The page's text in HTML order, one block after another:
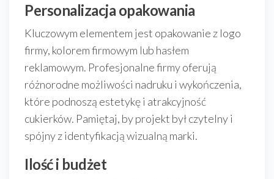
Personalizacja opakowania
Kluczowym elementem jest opakowanie z logo
firmy, kolorem firmowym lub hasłem
reklamowym. Profesjonalne firmy oferują
różnorodne możliwości nadruku i wykończenia,
które podnoszą estetykę i atrakcyjność
cukierków. Pamiętaj, by projekt był czytelny i
spójny z identyfikacją wizualną marki.
Ilość i budżet